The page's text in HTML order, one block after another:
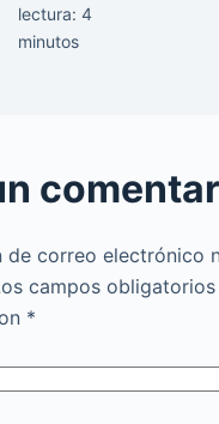
lectura: 4
minutos
de correo electrónico
campos
*